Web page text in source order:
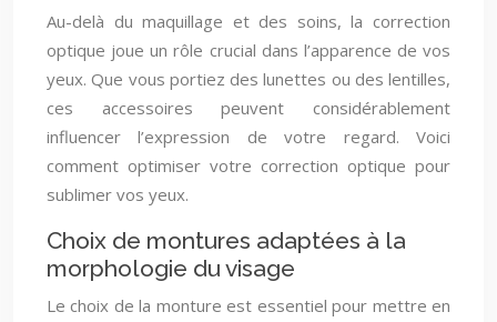
Au-delà du maquillage et des soins, la correction
optique joue un rôle crucial dans l’apparence de vos
yeux. Que vous portiez des lunettes ou des lentilles,
ces accessoires peuvent considérablement
influencer l’expression de votre regard. Voici
comment optimiser votre correction optique pour
sublimer vos yeux.
Choix de montures adaptées à la
morphologie du visage
Le choix de la monture est essentiel pour mettre en